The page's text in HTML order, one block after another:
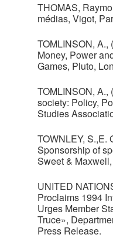
THOMAS,
médias, Vigot,
TOMLINSON, A.,
Money, Power
Games, Pluto,
TOMLINSON, A.,
society: Policy,
Studies
TOWNLEY, S.,E.
Sponsorship of
Sweet &
UNITED
Proclaims 1994
Urges Member
Truce»,
Press Release.